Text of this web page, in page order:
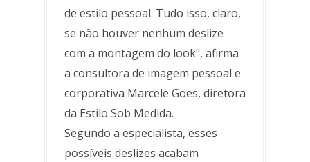
de estilo pessoal. Tudo isso, claro,
se não houver nenhum deslize
com a montagem do look", afirma
a consultora de imagem pessoal e
corporativa Marcele Goes, diretora
da Estilo Sob Medida.
Segundo a especialista, esses
possíveis deslizes acabam